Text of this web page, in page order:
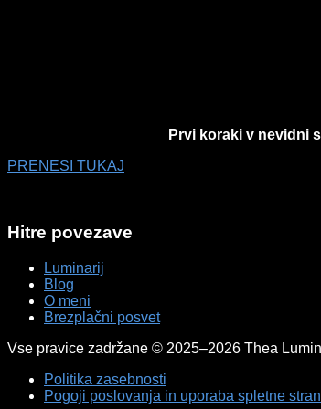
Prvi koraki v nevidni
PRENESI TUKAJ
Hitre povezave
Luminarij
Blog
O meni
Brezplačni posvet
Vse pravice zadržane © 2025–2026 Thea
Politika zasebnosti
Pogoji poslovanja in uporaba spletne